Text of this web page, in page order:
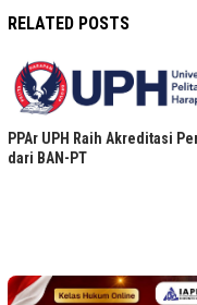
RELATED POSTS
PPAr UPH Raih Akreditasi
dari BAN-PT